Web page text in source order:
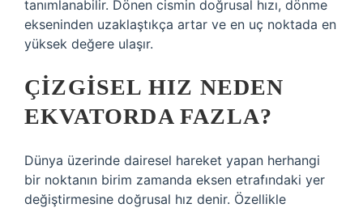
tanımlanabilir. Dönen cismin doğrusal hızı, dönme
ekseninden uzaklaştıkça artar ve en uç noktada en
yüksek değere ulaşır.
ÇIZGISEL HIZ NEDEN
EKVATORDA FAZLA?
Dünya üzerinde dairesel hareket yapan herhangi
bir noktanın birim zamanda eksen etrafındaki yer
değiştirmesine doğrusal hız denir. Özellikle